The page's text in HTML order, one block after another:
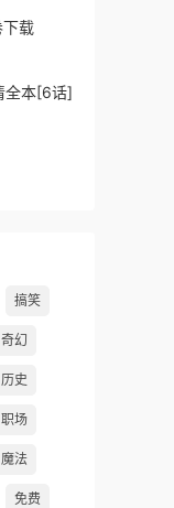
载
全本[6话]
搞笑
奇幻
历史
职场
魔法
免费